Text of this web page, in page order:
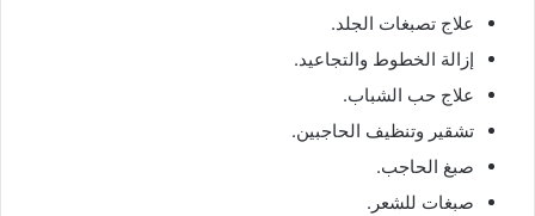
علاج تصبغات الجلد.
إزالة الخطوط والتجاعيد.
علاج حب الشباب.
تشقير وتنظيف الحاجبين.
صبغ الحاجب.
صبغات للشعر.